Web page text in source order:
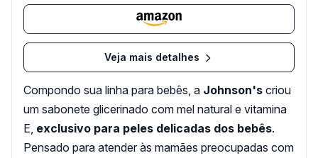
Veja mais detalhes
Compondo sua linha para bebês, a Johnson's criou
um sabonete glicerinado com mel natural e vitamina
E, exclusivo para peles delicadas dos bebês.
Pensado para atender às mamães preocupadas com